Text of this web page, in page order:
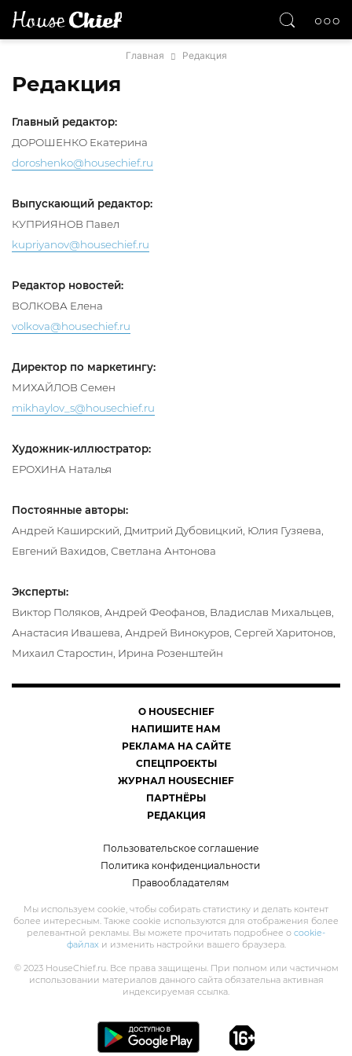
Главная Редакция
Редакция
Главный редактор:
ДОРОШЕНКО Екатерина
doroshenko@housechief.ru
Выпускающий редактор:
КУПРИЯНОВ Павел
kupriyanov@housechief.ru
Редактор новостей:
ВОЛКОВА Елена
volkova@housechief.ru
Директор по маркетингу:
МИХАЙЛОВ Семен
mikhaylov_s@housechief.ru
Художник-иллюстратор:
ЕРОХИНА Наталья
Постоянные авторы:
Андрей Каширский, Дмитрий Дубовицкий, Юлия Гузяева,
Евгений Вахидов, Светлана Антонова
Эксперты:
Виктор Поляков, Андрей Феофанов, Владислав Михальцев,
Анастасия Ивашева, Андрей Винокуров, Сергей Харитонов,
Михаил Старостин, Ирина Розенштейн
О HOUSECHIEF
НАПИШИТЕ НАМ
РЕКЛАМА НА САЙТЕ
СПЕЦПРОЕКТЫ
ЖУРНАЛ HOUSECHIEF
ПАРТНЁРЫ
РЕДАКЦИЯ
Пользовательское соглашение
Политика конфиденциальности
Правообладателям
Мы используем cookie, чтобы собирать статистику и делать контент
более интересным. Также cookie используются для отображения более
релевантной рекламы. Вы можете прочитать подробнее о cookie-
файлахи изменить настройки вашего браузера.
© 2023 HouseChief.ru. Все права защищены. При полном или частичном
использовании материалов данного сайта обязательна активная
индексируемая ссылка.